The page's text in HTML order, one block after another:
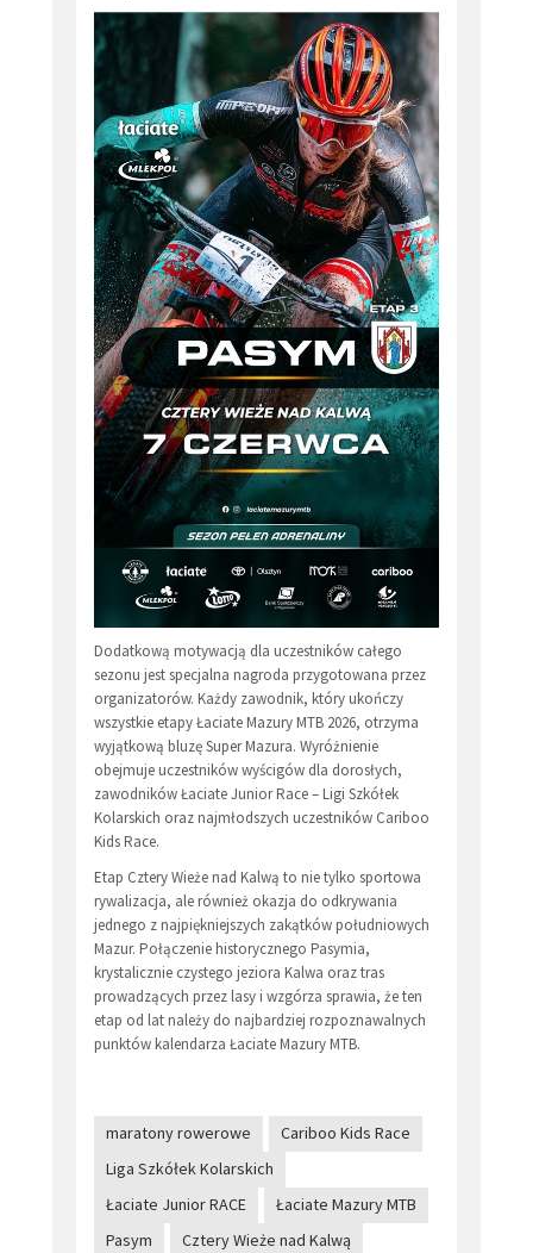
Dodatkową motywacją dla uczestników całego
sezonu jest specjalna nagroda przygotowana przez
organizatorów. Każdy zawodnik, który ukończy
wszystkie etapy Łaciate Mazury MTB 2026, otrzyma
wyjątkową bluzę Super Mazura. Wyróżnienie
obejmuje uczestników wyścigów dla dorosłych,
zawodników Łaciate Junior Race – Ligi Szkółek
Kolarskich oraz najmłodszych uczestników Cariboo
Kids Race.
Etap Cztery Wieże nad Kalwą to nie tylko sportowa
rywalizacja, ale również okazja do odkrywania
jednego z najpiękniejszych zakątków południowych
Mazur. Połączenie historycznego Pasymia,
krystalicznie czystego jeziora Kalwa oraz tras
prowadzących przez lasy i wzgórza sprawia, że ten
etap od lat należy do najbardziej rozpoznawalnych
punktów kalendarza Łaciate Mazury MTB.
maratony rowerowe
Cariboo Kids Race
Liga Szkółek Kolarskich
Łaciate Junior RACE
Łaciate Mazury MTB
Pasym
Cztery Wieże nad Kalwą